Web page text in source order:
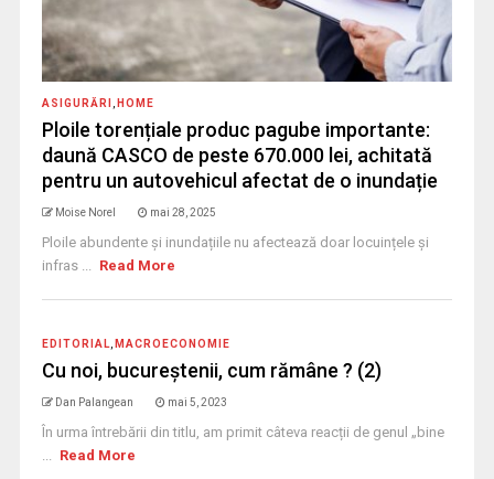
ASIGURĂRI HOME
Ploile torențiale produc pagube importante:
daună CASCO de peste 670.000 lei, achitată
pentru un autovehicul afectat de o inundație
Moise Norel mai 28, 2025
Ploile abundente și inundațiile nu afectează doar locuințele și
infras ... Read More
EDITORIAL MACROECONOMIE
Cu noi, bucureștenii, cum rămâne ? (2)
Dan Palangean mai 5, 2023
În urma întrebării din titlu, am primit câteva reacții de genul „bine
... Read More